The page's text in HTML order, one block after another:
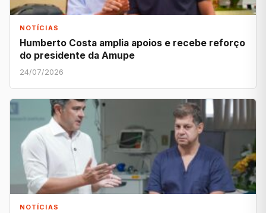
NOTÍCIAS
Humberto Costa amplia apoios e recebe reforço
do presidente da Amupe
24/07/2026
NOTÍCIAS